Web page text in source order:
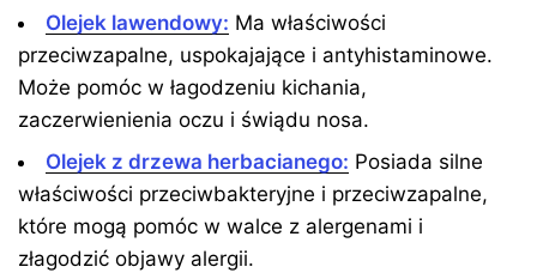
Olejek lawendowy: Ma właściwości
przeciwzapalne, uspokajające i antyhistaminowe.
Może pomóc w łagodzeniu kichania,
zaczerwienienia oczu i świądu nosa.
Olejek z drzewa herbacianego: Posiada silne
właściwości przeciwbakteryjne i przeciwzapalne,
które mogą pomóc w walce z alergenami i
złagodzić objawy alergii.